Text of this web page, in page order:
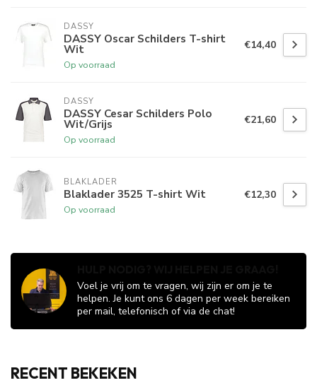
DASSY
DASSY Oscar Schilders T-shirt
Wit
Op voorraad
€14,40
DASSY
DASSY Cesar Schilders Polo
Wit/Grijs
Op voorraad
€21,60
BLAKLADER
Blaklader 3525 T-shirt Wit
Op voorraad
€12,30
Voel je vrij om te vragen, wij zijn er om je te
helpen. Je kunt ons 6 dagen per week bereiken
per mail, telefonisch of via de chat!
RECENT BEKEKEN